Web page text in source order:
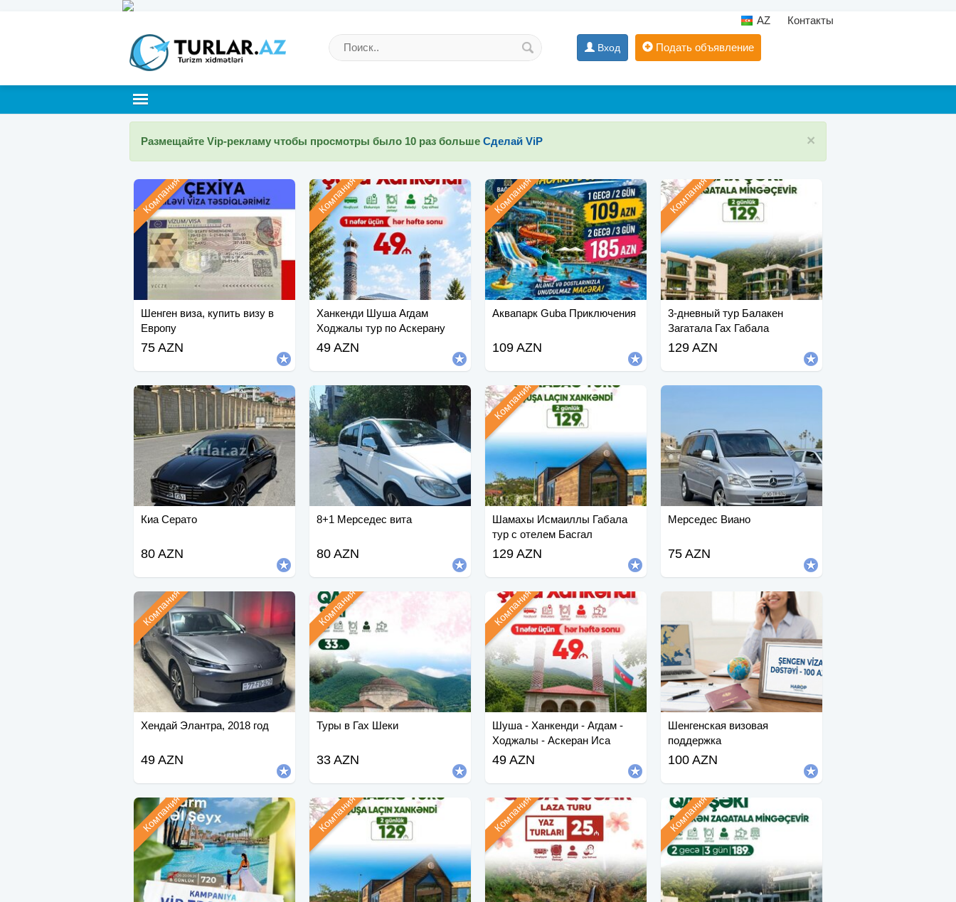
AZ Контакты
Вход Подать объявление
×
Размещайте Vip-рекламу чтобы просмотры было 10 раз больше Сделай ViP
Шенген виза, купить визу в
Европу
Компания
75 AZN
Ханкенди Шуша Агдам
Ходжалы тур по Аскерану
Компания
49 AZN
Аквапарк Guba Приключения
Компания
109 AZN
3-дневный тур Балакен
Загатала Гах Габала
Компания
129 AZN
Киа Серато
80 AZN
8+1 Мерседес вита
80 AZN
Шамахы Исмаиллы Габала
тур с отелем Басгал
Компания
129 AZN
Мерседес Виано
75 AZN
Хендай Элантра, 2018 год
Компания
49 AZN
Туры в Гах Шеки
Компания
33 AZN
Шуша - Ханкенди - Агдам -
Ходжалы - Аскеран Иса
Булаги Тур
Компания
49 AZN
Шенгенская визовая
поддержка
100 AZN
Компания Компания Компания Компания